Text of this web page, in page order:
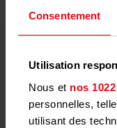
Consentement
Utilisation
Nous et nos
personnelles,
utilisant des